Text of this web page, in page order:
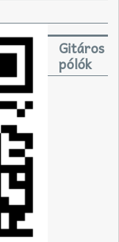
Gitáros
pólók